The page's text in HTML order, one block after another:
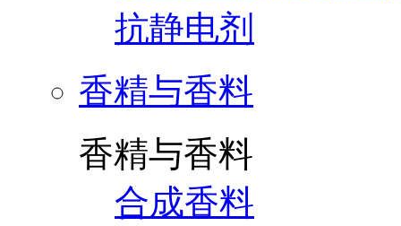
抗静电剂
香精与香料
香精与香料
合成香料